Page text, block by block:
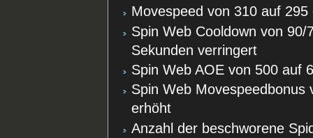
Movespeed von 310 auf 295
Spin Web Cooldown von
Sekunden verringert
Spin Web AOE von 500 auf
Spin Web
erhöht
Anzahl der beschworene